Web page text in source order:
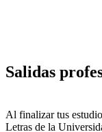
Salidas
Al finalizar tus
Letras de la